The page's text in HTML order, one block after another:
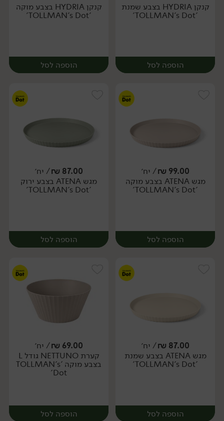
יח׳ יח׳
קנקן HYDRIA בצבע שמנת
'TOLLMAN's Dot'
הוספה לסל
יח׳
קנקן HYDRIA בצבע מוקה
'TOLLMAN's Dot'
הוספה לסל
יח׳
99.00
₪/ יח׳
מגש ATENA בצבע מוקה
'TOLLMAN's Dot'
הוספה לסל
יח׳
87.00
₪/ יח׳
מגש ATENA בצבע ירוק
'TOLLMAN's Dot'
הוספה לסל
יח׳
87.00
₪/ יח׳
מגש ATENA בצבע שמנת
'TOLLMAN's Dot'
הוספה לסל
69.00
₪/ יח׳
קערת NETTUNO גודל L
בצבע מוקה 'TOLLMAN's
Dot'
הוספה לסל